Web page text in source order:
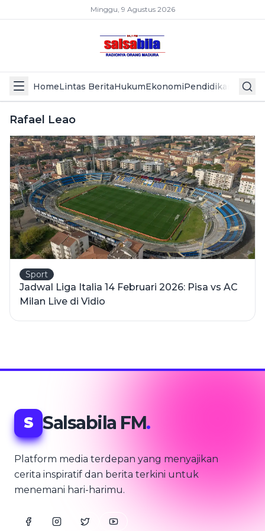
Minggu, 9 Agustus 2026
HomeLintas BeritaHukumEkonomiPendidikan Politik
Rafael Leao
Sport
Jadwal Liga Italia 14 Februari 2026: Pisa vs AC
Milan Live di Vidio
S Salsabila FM.
Platform media terdepan yang menyajikan
cerita inspiratif dan berita terkini untuk
menemani hari-harimu.